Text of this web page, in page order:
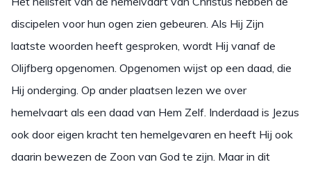
discipelen voor hun ogen zien gebeuren. Als Hij Zijn
laatste woorden heeft gesproken, wordt Hij vanaf de
Olijfberg opgenomen. Opgenomen wijst op een daad, die
Hij onderging. Op ander plaatsen lezen we over
hemelvaart als een daad van Hem Zelf. Inderdaad is Jezus
ook door eigen kracht ten hemelgevaren en heeft Hij ook
daarin bewezen de Zoon van God te zijn. Maar in dit